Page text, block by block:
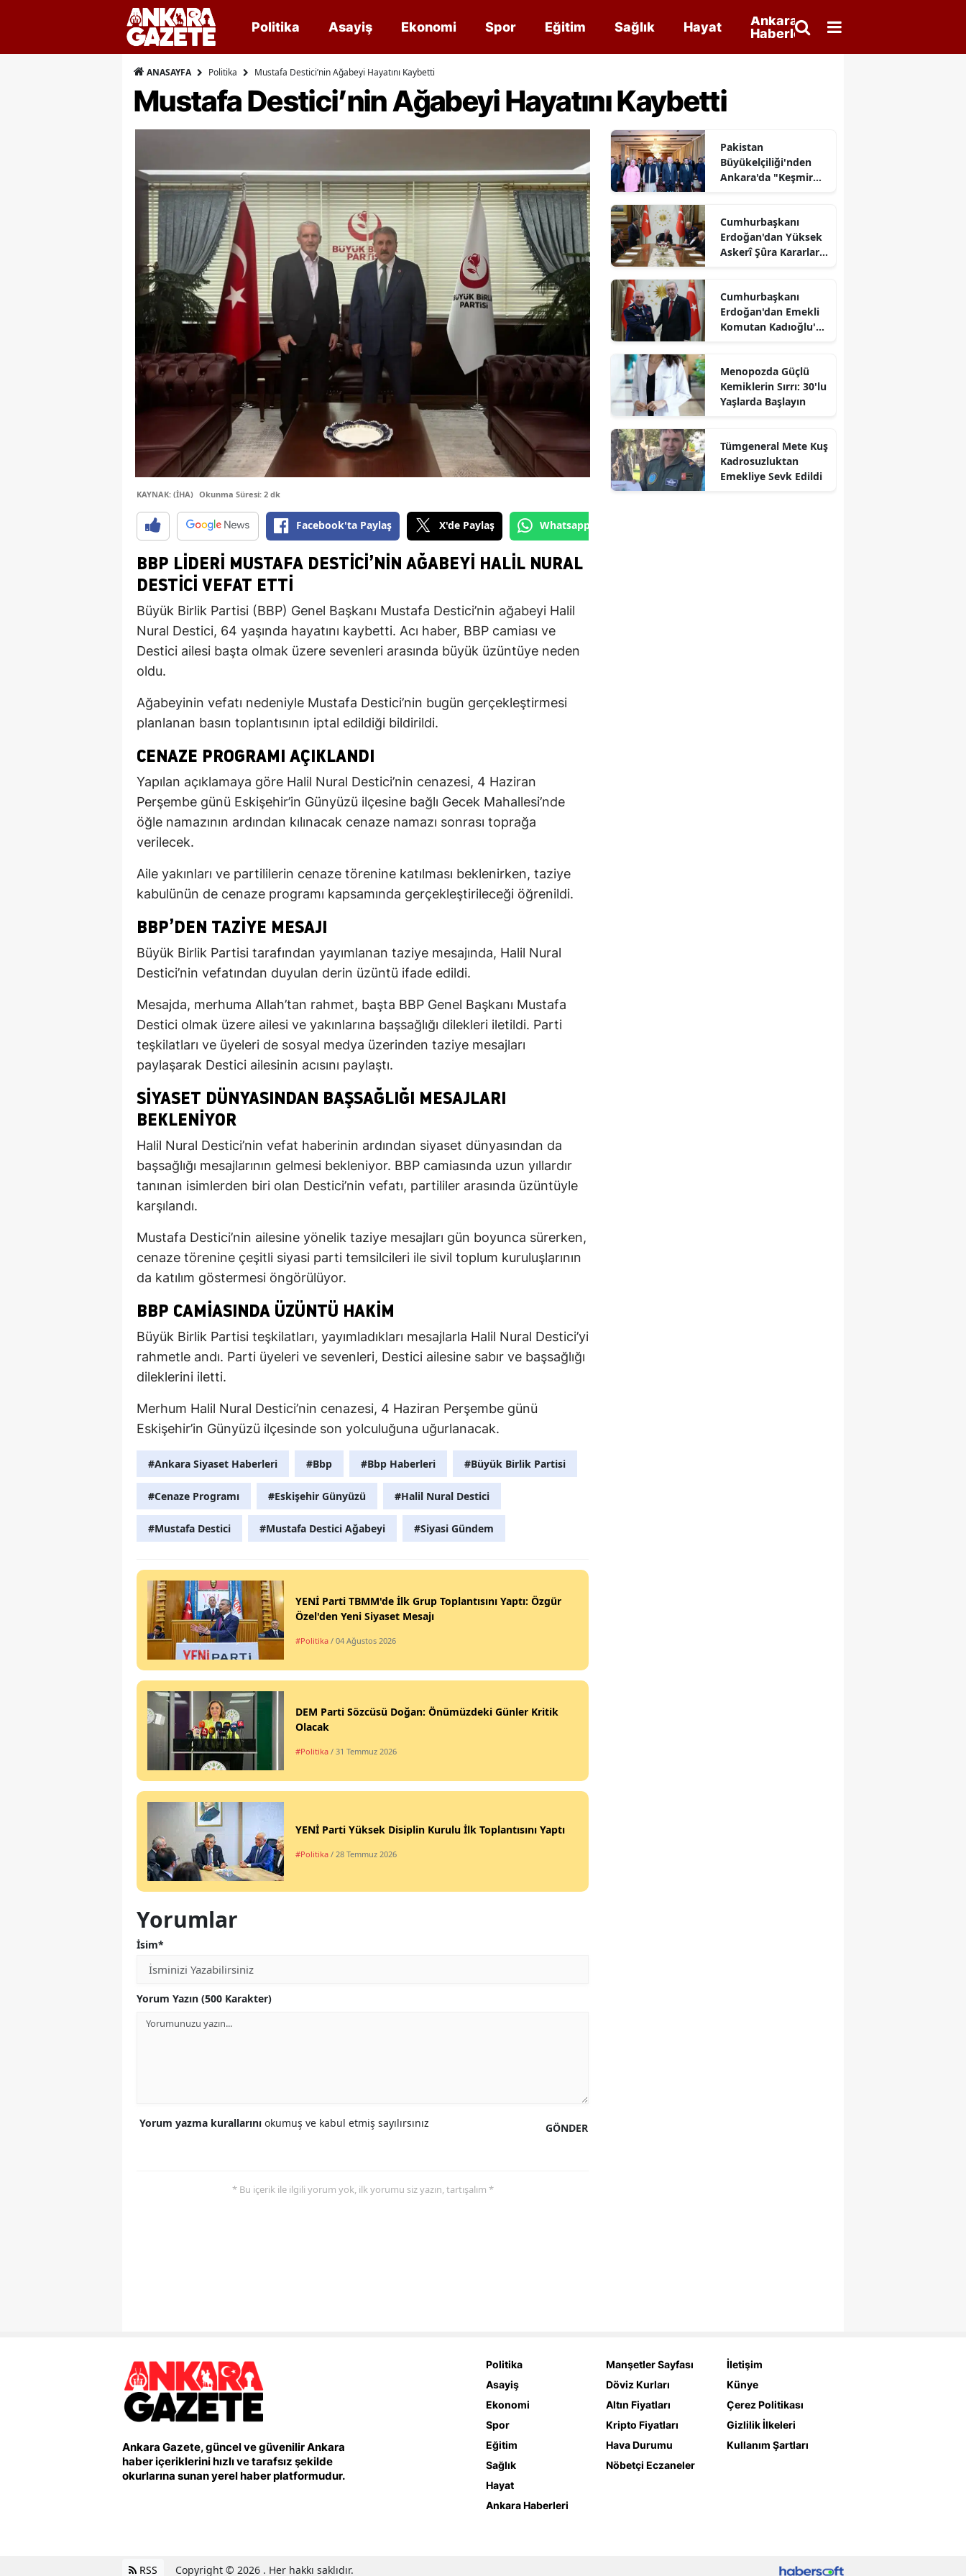
Politika Asayiş Ekonomi Spor Eğitim Sağlık Hayat
Ankara
Haberleri
ANASAYFA Politika Mustafa Destici’nin Ağabeyi Hayatını Kaybetti
Mustafa Destici’nin Ağabeyi Hayatını Kaybetti
KAYNAK: (İHA) Okunma Süresi: 2 dk
Facebook'ta Paylaş X'de Paylaş Whatsapp'tan Gönder
BBP LIDERI MUSTAFA DESTICI’NIN AĞABEYI HALIL NURAL
DESTICI VEFAT ETTI
Büyük Birlik Partisi (BBP) Genel Başkanı Mustafa Destici’nin ağabeyi Halil
Nural Destici, 64 yaşında hayatını kaybetti. Acı haber, BBP camiası ve
Destici ailesi başta olmak üzere sevenleri arasında büyük üzüntüye neden
oldu.
Ağabeyinin vefatı nedeniyle Mustafa Destici’nin bugün gerçekleştirmesi
planlanan basın toplantısının iptal edildiği bildirildi.
CENAZE PROGRAMI AÇIKLANDI
Yapılan açıklamaya göre Halil Nural Destici’nin cenazesi, 4 Haziran
Perşembe günü Eskişehir’in Günyüzü ilçesine bağlı Gecek Mahallesi’nde
öğle namazının ardından kılınacak cenaze namazı sonrası toprağa
verilecek.
Aile yakınları ve partililerin cenaze törenine katılması beklenirken, taziye
kabulünün de cenaze programı kapsamında gerçekleştirileceği öğrenildi.
BBP’DEN TAZIYE MESAJI
Büyük Birlik Partisi tarafından yayımlanan taziye mesajında, Halil Nural
Destici’nin vefatından duyulan derin üzüntü ifade edildi.
Mesajda, merhuma Allah’tan rahmet, başta BBP Genel Başkanı Mustafa
Destici olmak üzere ailesi ve yakınlarına başsağlığı dilekleri iletildi. Parti
teşkilatları ve üyeleri de sosyal medya üzerinden taziye mesajları
paylaşarak Destici ailesinin acısını paylaştı.
SIYASET DÜNYASINDAN BAŞSAĞLIĞI MESAJLARI
BEKLENIYOR
Halil Nural Destici’nin vefat haberinin ardından siyaset dünyasından da
başsağlığı mesajlarının gelmesi bekleniyor. BBP camiasında uzun yıllardır
tanınan isimlerden biri olan Destici’nin vefatı, partililer arasında üzüntüyle
karşılandı.
Mustafa Destici’nin ailesine yönelik taziye mesajları gün boyunca sürerken,
cenaze törenine çeşitli siyasi parti temsilcileri ile sivil toplum kuruluşlarının
da katılım göstermesi öngörülüyor.
BBP CAMIASINDA ÜZÜNTÜ HAKIM
Büyük Birlik Partisi teşkilatları, yayımladıkları mesajlarla Halil Nural Destici’yi
rahmetle andı. Parti üyeleri ve sevenleri, Destici ailesine sabır ve başsağlığı
dileklerini iletti.
Merhum Halil Nural Destici’nin cenazesi, 4 Haziran Perşembe günü
Eskişehir’in Günyüzü ilçesinde son yolculuğuna uğurlanacak.
#Ankara Siyaset Haberleri #Bbp #Bbp Haberleri #Büyük Birlik Partisi
#Cenaze Programı #Eskişehir Günyüzü #Halil Nural Destici
#Mustafa Destici #Mustafa Destici Ağabeyi #Siyasi Gündem
YENİ Parti TBMM'de İlk Grup Toplantısını Yaptı: Özgür
Özel'den Yeni Siyaset Mesajı
#Politika / 04 Ağustos 2026
DEM Parti Sözcüsü Doğan: Önümüzdeki Günler Kritik
Olacak
#Politika / 31 Temmuz 2026
YENİ Parti Yüksek Disiplin Kurulu İlk Toplantısını Yaptı
#Politika / 28 Temmuz 2026
Yorumlar
İsim*
Yorum Yazın (500 Karakter)
GÖNDER
Yorum yazma kurallarını okumuş ve kabul etmiş sayılırsınız
* Bu içerik ile ilgili yorum yok, ilk yorumu siz yazın, tartışalım *
Pakistan
Büyükelçiliği'nden
Ankara'da "Keşmir
Cumhurbaşkanı
Erdoğan'dan Yüksek
Askerî Şûra Kararları
Cumhurbaşkanı
Erdoğan'dan Emekli
Komutan Kadıoğlu'na
Menopozda Güçlü
Kemiklerin Sırrı: 30'lu
Yaşlarda Başlayın
Tümgeneral Mete Kuş
Kadrosuzluktan
Emekliye Sevk Edildi
Ankara Gazete, güncel ve güvenilir Ankara
haber içeriklerini hızlı ve tarafsız şekilde
okurlarına sunan yerel haber platformudur.
Politika
Asayiş
Ekonomi
Spor
Eğitim
Sağlık
Hayat
Ankara Haberleri
Manşetler Sayfası
Döviz Kurları
Altın Fiyatları
Kripto Fiyatları
Hava Durumu
Nöbetçi Eczaneler
İletişim
Künye
Çerez Politikası
Gizlilik İlkeleri
Kullanım Şartları
RSS Copyright © 2026 . Her hakkı saklıdır.